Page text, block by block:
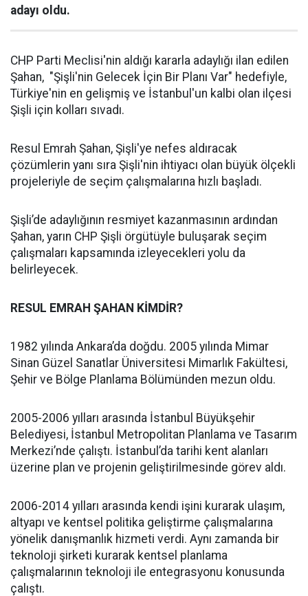
adayı oldu.
CHP Parti Meclisi'nin aldığı kararla adaylığı ilan edilen
Şahan, "Şişli'nin Gelecek İçin Bir Planı Var" hedefiyle,
Türkiye'nin en gelişmiş ve İstanbul'un kalbi olan ilçesi
Şişli için kolları sıvadı.
Resul Emrah Şahan, Şişli'ye nefes aldıracak
çözümlerin yanı sıra Şişli'nin ihtiyacı olan büyük ölçekli
projeleriyle de seçim çalışmalarına hızlı başladı.
Şişli’de adaylığının resmiyet kazanmasının ardından
Şahan, yarın CHP Şişli örgütüyle buluşarak seçim
çalışmaları kapsamında izleyecekleri yolu da
belirleyecek.
RESUL EMRAH ŞAHAN KİMDİR?
1982 yılında Ankara’da doğdu. 2005 yılında Mimar
Sinan Güzel Sanatlar Üniversitesi Mimarlık Fakültesi,
Şehir ve Bölge Planlama Bölümünden mezun oldu.
2005-2006 yılları arasında İstanbul Büyükşehir
Belediyesi, İstanbul Metropolitan Planlama ve Tasarım
Merkezi’nde çalıştı. İstanbul’da tarihi kent alanları
üzerine plan ve projenin geliştirilmesinde görev aldı.
2006-2014 yılları arasında kendi işini kurarak ulaşım,
altyapı ve kentsel politika geliştirme çalışmalarına
yönelik danışmanlık hizmeti verdi. Aynı zamanda bir
teknoloji şirketi kurarak kentsel planlama
çalışmalarının teknoloji ile entegrasyonu konusunda
çalıştı.